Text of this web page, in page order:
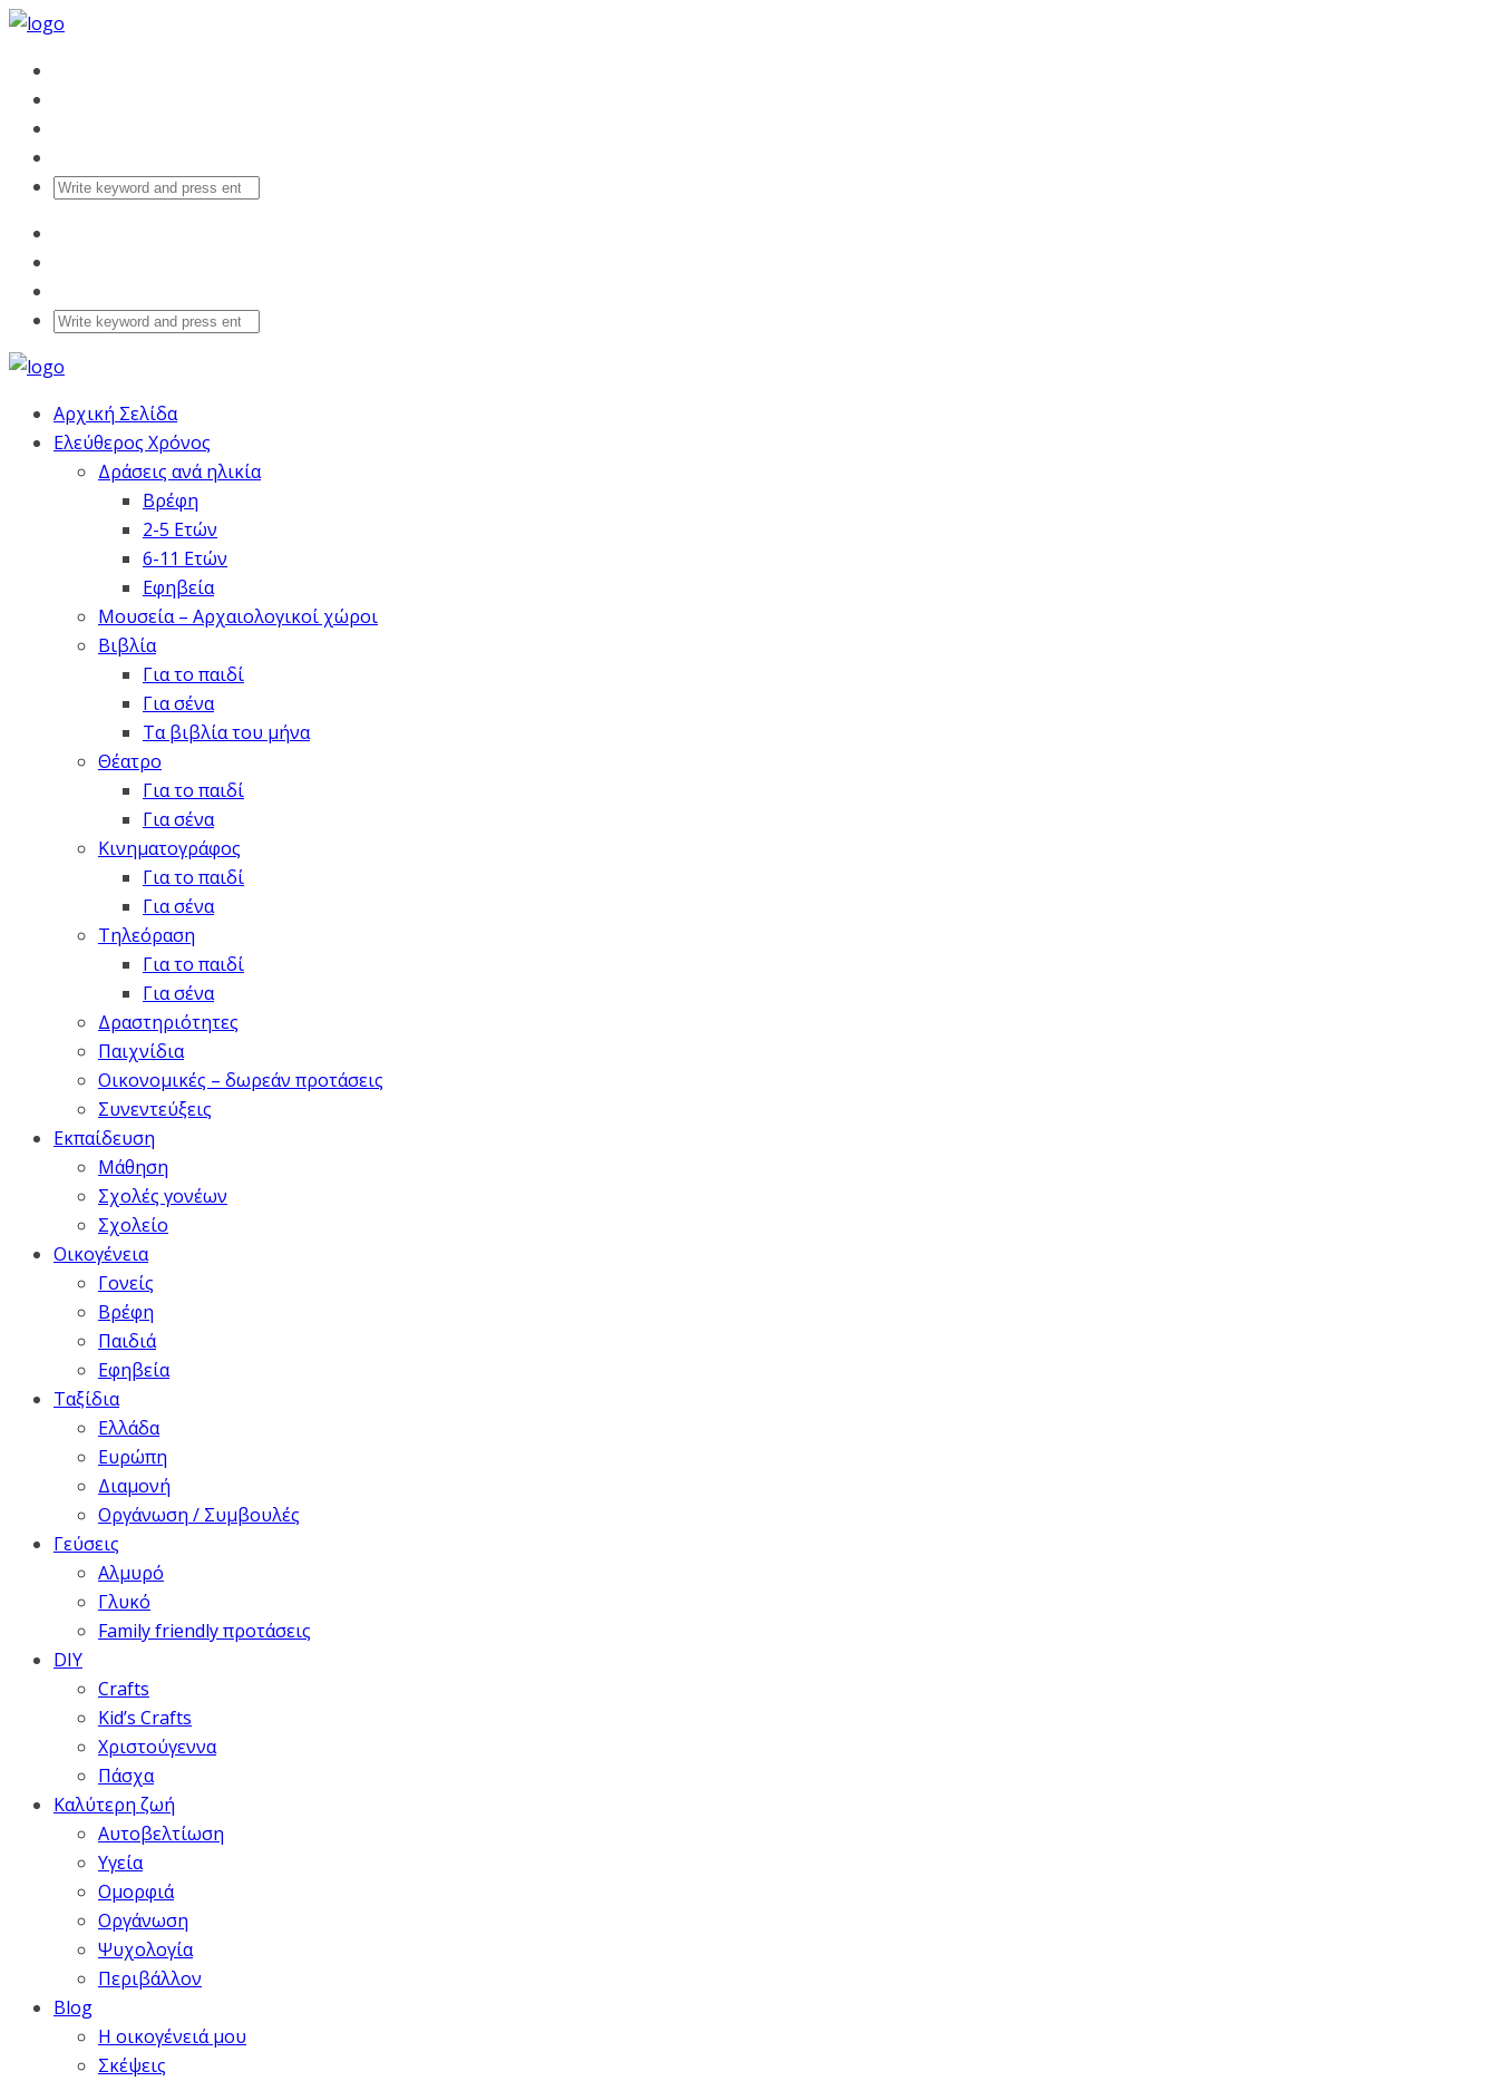
Αρχική Σελίδα
Ελεύθερος Χρόνος
Δράσεις ανά ηλικία
Βρέφη
2-5 Ετών
6-11 Ετών
Εφηβεία
Μουσεία – Αρχαιολογικοί χώροι
Βιβλία
Για το παιδί
Για σένα
Τα βιβλία του μήνα
Θέατρο
Για το παιδί
Για σένα
Κινηματογράφος
Για το παιδί
Για σένα
Τηλεόραση
Για το παιδί
Για σένα
Δραστηριότητες
Παιχνίδια
Οικονομικές – δωρεάν προτάσεις
Συνεντεύξεις
Εκπαίδευση
Μάθηση
Σχολές γονέων
Σχολείο
Οικογένεια
Γονείς
Βρέφη
Παιδιά
Εφηβεία
Ταξίδια
Ελλάδα
Ευρώπη
Διαμονή
Οργάνωση / Συμβουλές
Γεύσεις
Αλμυρό
Γλυκό
Family friendly προτάσεις
DIY
Crafts
Kid’s Crafts
Χριστούγεννα
Πάσχα
Καλύτερη ζωή
Αυτοβελτίωση
Υγεία
Ομορφιά
Οργάνωση
Ψυχολογία
Περιβάλλον
Blog
Η οικογένειά μου
Σκέψεις